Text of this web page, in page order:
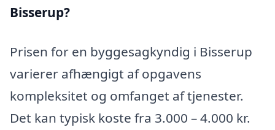
Bisserup?
Prisen for en byggesagkyndig i Bisserup
varierer afhængigt af opgavens
kompleksitet og omfanget af tjenester.
Det kan typisk koste fra 3.000 – 4.000 kr.